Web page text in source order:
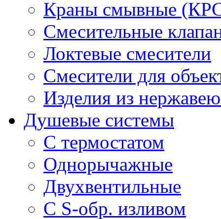
Краны смывные
Смесительные
Локтевые смесители
Смесители для
Изделия из
Душевые системы
С термостатом
Однорычажные
Двухвентильные
С S-обр. изливом